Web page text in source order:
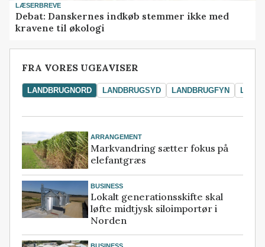
LÆSERBREVE
Debat: Danskernes indkøb stemmer ikke med
kravene til økologi
FRA VORES UGEAVISER
LANDBRUGNORD LANDBRUGSYD LANDBRUGFYN
ARRANGEMENT
Markvandring sætter fokus på
elefantgræs
BUSINESS
Lokalt generationsskifte skal
løfte midtjysk siloimportør i
Norden